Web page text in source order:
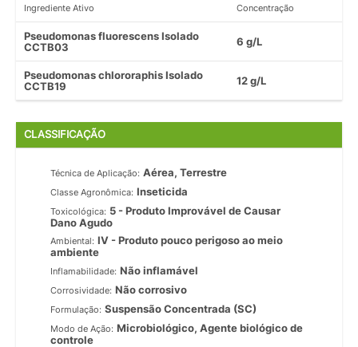
Ingrediente Ativo Concentração
Pseudomonas fluorescens Isolado
CCTB03
6 g/L
Pseudomonas chlororaphis Isolado
CCTB19
12 g/L
CLASSIFICAÇÃO
Técnica de Aplicação: Aérea, Terrestre
Classe Agronômica: Inseticida
Toxicológica: 5 - Produto Improvável de Causar
Dano Agudo
Ambiental: IV - Produto pouco perigoso ao meio
ambiente
Inflamabilidade: Não inflamável
Corrosividade: Não corrosivo
Formulação: Suspensão Concentrada (SC)
Modo de Ação: Microbiológico, Agente biológico de
controle